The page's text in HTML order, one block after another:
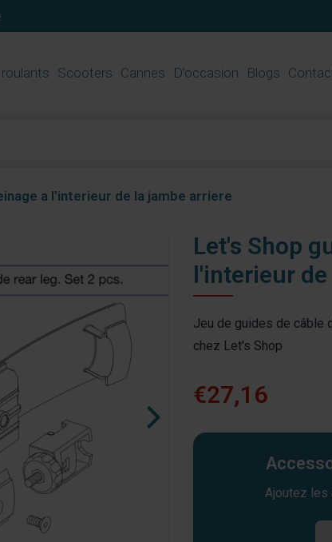
Scooters Cannes D’occasion Blogs
a l'interieur de la jambe arriere
Let's Shop
l'interieur
Jeu de guides de câble
chez Let's Shop
€27,16
Ajoutez